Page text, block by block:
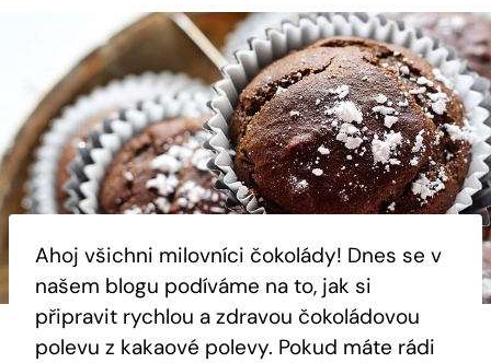
Ahoj všichni milovníci čokolády! Dnes se v
našem blogu podíváme na to, jak si
připravit rychlou a zdravou čokoládovou
polevu z kakaové polevy. Pokud máte rádi